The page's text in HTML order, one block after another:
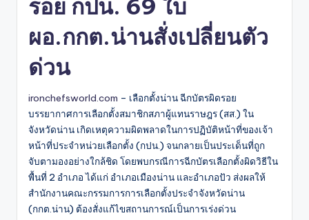
รอย กปน. 69 ใบ
ผอ.กกต.น่านสั่งเปลี่ยนตัว
ด่วน
ironchefsworld.com – เลือกตั้งน่าน ฉีกบัตรผิดรอย
บรรยากาศการเลือกตั้งสมาชิกสภาผู้แทนราษฎร (สส.) ใน
จังหวัดน่าน เกิดเหตุความผิดพลาดในการปฏิบัติหน้าที่ของเจ้า
หน้าที่ประจำหน่วยเลือกตั้ง (กปน.) จนกลายเป็นประเด็นที่ถูก
จับตามองอย่างใกล้ชิด โดยพบกรณีการฉีกบัตรเลือกตั้งผิดวิธีใน
พื้นที่ 2 อำเภอ ได้แก่ อำเภอเมืองน่าน และอำเภอปัว ส่งผลให้
สำนักงานคณะกรรมการการเลือกตั้งประจำจังหวัดน่าน
(กกต.น่าน) ต้องสั่งแก้ไขสถานการณ์เป็นการเร่งด่วน